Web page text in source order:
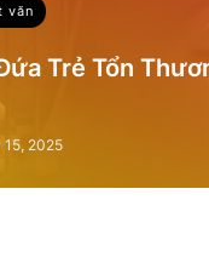
văn
Trẻ Tổn
15, 2025